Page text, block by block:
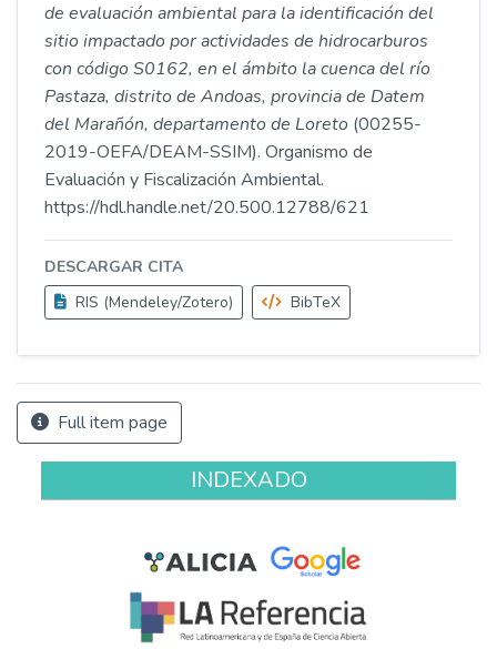
de evaluación ambiental para la identificación del
sitio impactado por actividades de hidrocarburos
con código S0162, en el ámbito la cuenca del río
Pastaza, distrito de Andoas, provincia de Datem
del Marañón, departamento de Loreto (00255-
2019-OEFA/DEAM-SSIM). Organismo de
Evaluación y Fiscalización Ambiental.
https://hdl.handle.net/20.500.12788/621
DESCARGAR CITA
RIS (Mendeley/Zotero)
BibTeX
Full item page
INDEXADO